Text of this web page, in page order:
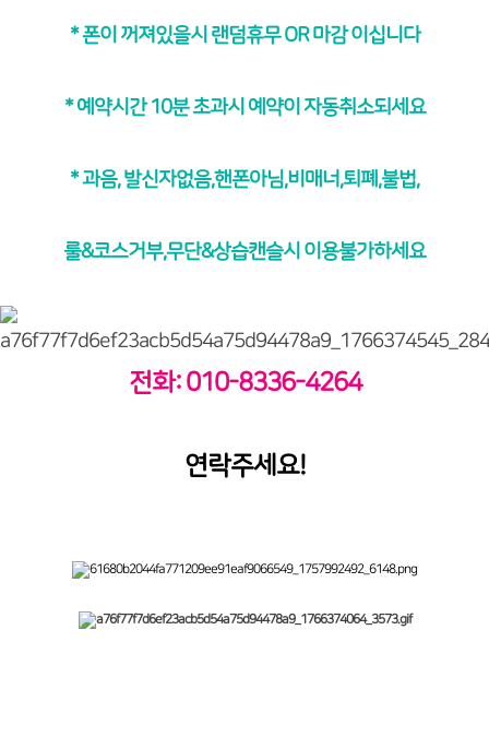
* 폰이 꺼져있을시 랜덤휴무 OR 마감 이십니다
* 예약시간 10분 초과시 예약이 자동취소되세요
* 과음, 발신자없음,핸폰아님,비매너,퇴폐,불법,
룰&코스거부,무단&상습캔슬시 이용불가하세요
전화: 010-8336-4264
연락주세요!